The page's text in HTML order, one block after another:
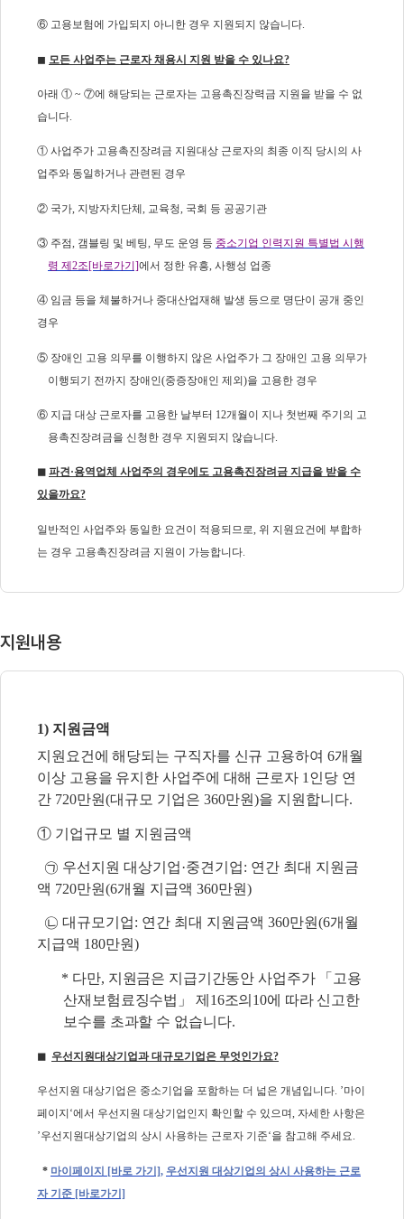
⑥ 고용보험에 가입되지 아니한 경우 지원되지 않습니다.
◼ 모든 사업주는 근로자 채용시 지원 받을 수 있나요?
아래 ① ~ ⑦에 해당되는 근로자는 고용촉진장력금 지원을 받을 수 없
습니다.
① 사업주가 고용촉진장려금 지원대상 근로자의 최종 이직 당시의 사
업주와 동일하거나 관련된 경우
② 국가, 지방자치단체, 교육청, 국회 등 공공기관
③ 주점, 갬블링 및 베팅, 무도 운영 등 중소기업 인력지원 특별법 시행
령 제2조[바로가기]에서 정한 유흥, 사행성 업종
④ 임금 등을 체불하거나 중대산업재해 발생 등으로 명단이 공개 중인
경우
⑤ 장애인 고용 의무를 이행하지 않은 사업주가 그 장애인 고용 의무가
이행되기 전까지 장애인(중증장애인 제외)을 고용한 경우
⑥ 지급 대상 근로자를 고용한 날부터 12개월이 지나 첫번째 주기의 고
용촉진장려금을 신청한 경우 지원되지 않습니다.
◼ 파견·용역업체 사업주의 경우에도 고용촉진장려금 지급을 받을 수
있을까요?
일반적인 사업주와 동일한 요건이 적용되므로, 위 지원요건에 부합하
는 경우 고용촉진장려금 지원이 가능합니다.
지원내용
1) 지원금액
지원요건에 해당되는 구직자를 신규 고용하여 6개월
이상 고용을 유지한 사업주에 대해 근로자 1인당 연
간 720만원(대규모 기업은 360만원)을 지원합니다.
① 기업규모 별 지원금액
㉠ 우선지원 대상기업·중견기업: 연간 최대 지원금
액 720만원(6개월 지급액 360만원)
㉡ 대규모기업: 연간 최대 지원금액 360만원(6개월
지급액 180만원)
* 다만, 지원금은 지급기간동안 사업주가 「고용
산재보험료징수법」 제16조의10에 따라 신고한
보수를 초과할 수 없습니다.
◼ 우선지원대상기업과 대규모기업은 무엇인가요?
우선지원 대상기업은 중소기업을 포함하는 더 넓은 개념입니다. ’마이
페이지‘에서 우선지원 대상기업인지 확인할 수 있으며, 자세한 사항은
’우선지원대상기업의 상시 사용하는 근로자 기준‘을 참고해 주세요.
* 마이페이지 [바로 가기], 우선지원 대상기업의 상시 사용하는 근로
자 기준 [바로가기]